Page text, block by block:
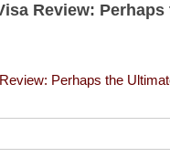
Review:
Perhaps the